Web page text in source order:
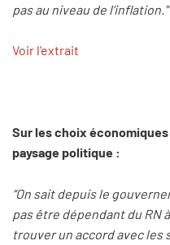
pas au niveau de l’inflation."
Voir l'extrait
Sur les choix
paysage politique :
“On sait depuis le
pas être dépendant du RN
trouver un accord avec les